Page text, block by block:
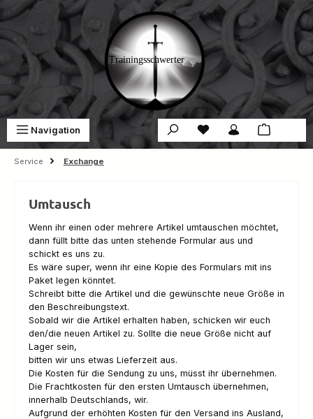
Skip to main content
Navigation You have 0 wishlist
Service Exchange
Umtausch
Wenn ihr einen oder mehrere Artikel umtauschen möchtet,
dann füllt bitte das unten stehende Formular aus und
schickt es uns zu.
Es wäre super, wenn ihr eine Kopie des Formulars mit ins
Paket legen könntet.
Schreibt bitte die Artikel und die gewünschte neue Größe in
den Beschreibungstext.
Sobald wir die Artikel erhalten haben, schicken wir euch
den/die neuen Artikel zu. Sollte die neue Größe nicht auf
Lager sein,
bitten wir uns etwas Lieferzeit aus.
Die Kosten für die Sendung zu uns, müsst ihr übernehmen.
Die Frachtkosten für den ersten Umtausch übernehmen,
innerhalb Deutschlands, wir.
Aufgrund der erhöhten Kosten für den Versand ins Ausland,